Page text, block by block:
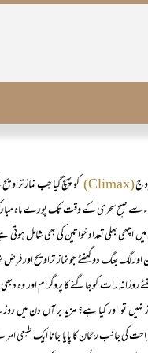
(Climax)
کو پہنچ گیا جب نماز
عشاء سے صبح سحری کے وقت تک پورے
بھلی تعداد خواتین کی بھی شامل
لگ بھگ دو گھنٹے جو نماز تراویح اور
رات کو جاگنے کا پروگرام اور وہ
نہیں تو اور کیا ہے؟ مزید بر آں دن
کی جانب رجحان کا پایا جانا ایک طبعی